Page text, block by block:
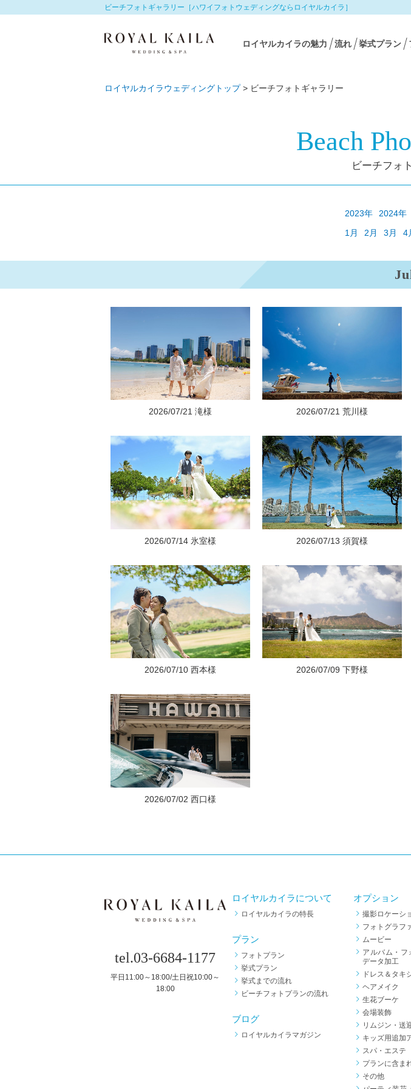
ビーチフォトギャラリー［ハワイフォトウェディングならロイヤルカイラ］
ロイヤルカイラの魅力 流れ 挙式プラン
ロイヤルカイラウェディングトップ> ビーチフォトギャラリー
Beach
ビーチフォ
2023年 2024年
1月
2月 3月 4
2026/07/21 滝様 2026/07/21 荒川様
2026/07/14 氷室様 2026/07/13 須賀様
2026/07/10 西本様 2026/07/09 下野様
2026/07/02 西口様
tel.03-6684-1177
平日11:00～18:00/土日祝10:00～
18:00
ロイヤルカイラについて
ロイヤルカイラの特長
プラン
フォトプラン
挙式プラン
挙式までの流れ
ビーチフォトプランの流れ
ブログ
ロイヤルカイラマガジン
オプション
撮影ロケーシ
フォトグラフ
ムービー
アルバム・フ
データ加工
ドレス＆タキ
ヘアメイク
生花ブーケ
会場装飾
リムジン・送
キッズ用追加
スパ・エステ
プランに含ま
その他